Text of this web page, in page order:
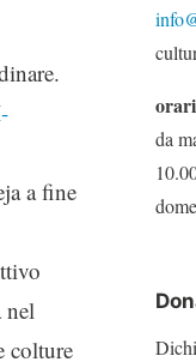
a fine
nel
colture
da